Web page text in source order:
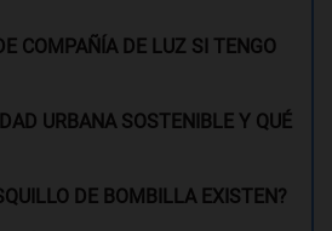
COMPAÑÍA DE LUZ SI TENGO
URBANA SOSTENIBLE Y QUÉ
DE BOMBILLA EXISTEN?